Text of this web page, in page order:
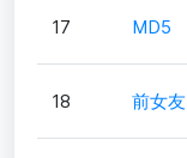
17 MD5
18 前女友